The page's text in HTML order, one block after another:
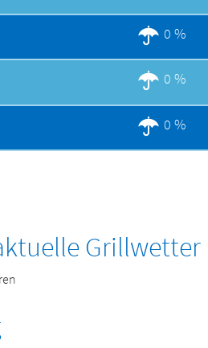
0 %
0 %
0 %
Grillwetter